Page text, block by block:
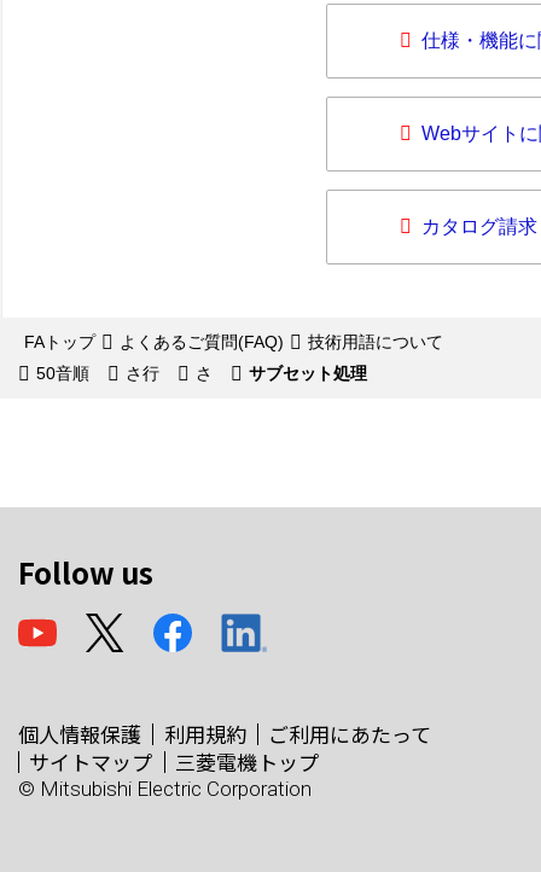
仕様・機能
Webサイト
カタログ請求
FAトップ よくあるご質問(FAQ)
技術用語について
50音順
さ行 さ サブセット処理
Follow us
個人情報保護 利用規約
ご利用にあたって
サイトマップ
三菱電機トップ
© Mitsubishi Electric Corporation